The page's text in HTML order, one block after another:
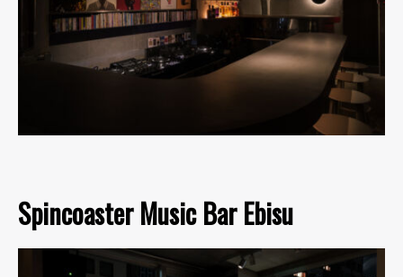
Spincoaster Music Bar Ebisu